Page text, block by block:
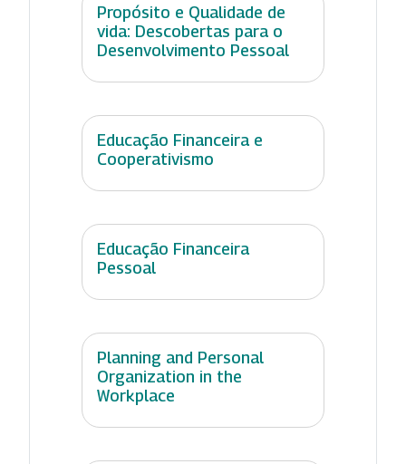
Propósito e Qualidade de
vida: Descobertas para o
Desenvolvimento Pessoal
Educação Financeira e
Cooperativismo
Educação Financeira
Pessoal
Planning and Personal
Organization in the
Workplace